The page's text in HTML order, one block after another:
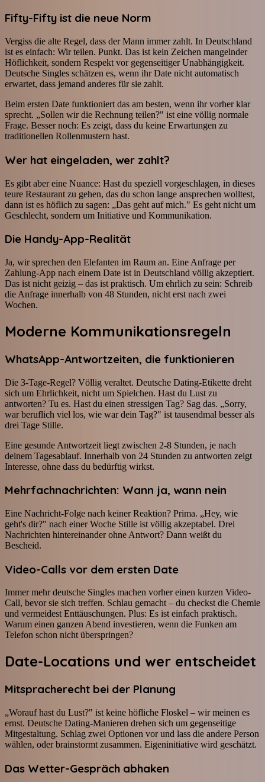
Fifty-Fifty ist die neue Norm
Vergiss die alte Regel, dass der Mann immer zahlt. In Deutschland
ist es einfach: Wir teilen. Punkt. Das ist kein Zeichen mangelnder
Höflichkeit, sondern Respekt vor gegenseitiger Unabhängigkeit.
Deutsche Singles schätzen es, wenn ihr Date nicht automatisch
erwartet, dass jemand anderes für sie zahlt.
Beim ersten Date funktioniert das am besten, wenn ihr vorher klar
sprecht. „Sollen wir die Rechnung teilen?" ist eine völlig normale
Frage. Besser noch: Es zeigt, dass du keine Erwartungen zu
traditionellen Rollenmustern hast.
Wer hat eingeladen, wer zahlt?
Es gibt aber eine Nuance: Hast du speziell vorgeschlagen, in dieses
teure Restaurant zu gehen, das du schon lange ansprechen wolltest,
dann ist es höflich zu sagen: „Das geht auf mich." Es geht nicht um
Geschlecht, sondern um Initiative und Kommunikation.
Die Handy-App-Realität
Ja, wir sprechen den Elefanten im Raum an. Eine Anfrage per
Zahlung-App nach einem Date ist in Deutschland völlig akzeptiert.
Das ist nicht geizig – das ist praktisch. Um ehrlich zu sein: Schreib
die Anfrage innerhalb von 48 Stunden, nicht erst nach zwei
Wochen.
Moderne Kommunikationsregeln
WhatsApp-Antwortzeiten, die funktionieren
Die 3-Tage-Regel? Völlig veraltet. Deutsche Dating-Etikette dreht
sich um Ehrlichkeit, nicht um Spielchen. Hast du Lust zu
antworten? Tu es. Hast du einen stressigen Tag? Sag das. „Sorry,
war beruflich viel los, wie war dein Tag?" ist tausendmal besser als
drei Tage Stille.
Eine gesunde Antwortzeit liegt zwischen 2-8 Stunden, je nach
deinem Tagesablauf. Innerhalb von 24 Stunden zu antworten zeigt
Interesse, ohne dass du bedürftig wirkst.
Mehrfachnachrichten: Wann ja, wann nein
Eine Nachricht-Folge nach keiner Reaktion? Prima. „Hey, wie
geht's dir?" nach einer Woche Stille ist völlig akzeptabel. Drei
Nachrichten hintereinander ohne Antwort? Dann weißt du
Bescheid.
Video-Calls vor dem ersten Date
Immer mehr deutsche Singles machen vorher einen kurzen Video-
Call, bevor sie sich treffen. Schlau gemacht – du checkst die Chemie
und vermeidest Enttäuschungen. Plus: Es ist einfach praktisch.
Warum einen ganzen Abend investieren, wenn die Funken am
Telefon schon nicht überspringen?
Date-Locations und wer entscheidet
Mitspracherecht bei der Planung
„Worauf hast du Lust?" ist keine höfliche Floskel – wir meinen es
ernst. Deutsche Dating-Manieren drehen sich um gegenseitige
Mitgestaltung. Schlag zwei Optionen vor und lass die andere Person
wählen, oder brainstormt zusammen. Eigeninitiative wird geschätzt.
Das Wetter-Gespräch abhaken